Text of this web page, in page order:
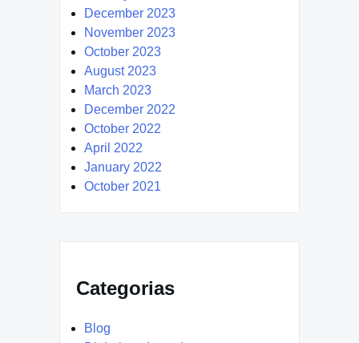
December 2023
November 2023
October 2023
August 2023
March 2023
December 2022
October 2022
April 2022
January 2022
October 2021
Categorias
Blog